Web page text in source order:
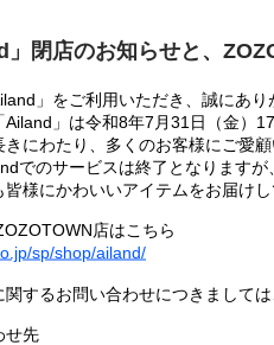
」閉店のお知らせと、
」をご利用いただき、誠にあり
Ailand」は令和8年7月31日（金）
きにわたり、多くのお客様にご愛
でのサービスは終了となります
皆様にかわいいアイテムをお届け
店はこちら
sp/shop/ailand/
するお問い合わせにつきまして
せ先